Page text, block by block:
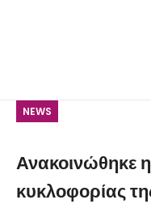
NEWS
Ανακοινώθηκε
κυκλοφορίας